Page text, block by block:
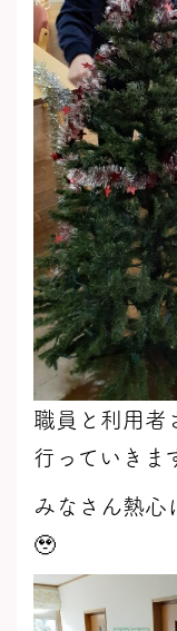
職員と利用者
行っていきま
みなさん熱心
🥹